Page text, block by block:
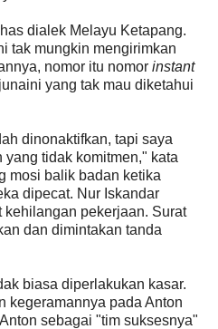
dialek Melayu Ketapang.
tak mungkin mengirimkan
nomor itu nomor instant
yang tak mau diketahui
dinonaktifkan, tapi saya
tidak komitmen," kata
mosi balik badan ketika
dipecat. Nur Iskandar
kehilangan pekerjaan. Surat
dan dimintakan tanda
biasa diperlakukan kasar.
kegeramannya pada Anton
sebagai "tim suksesnya"